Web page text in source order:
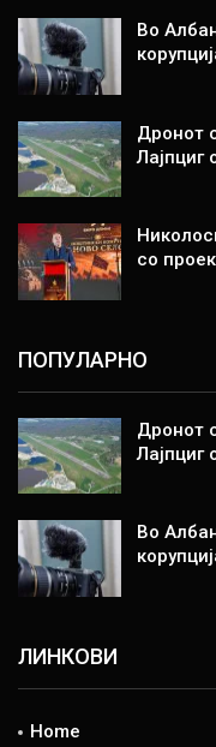
Во
Дронот
Лајпциг
со
ПОПУЛАРНО
Дронот
Лајпциг
Во
ЛИНКОВИ
Home